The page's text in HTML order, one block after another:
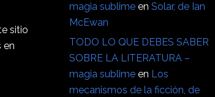
sitio
en
magia sublime enSolar, de Ian
McEwan
TODO LO QUE DEBES SABER
SOBRE LA LITERATURA –
magia sublime en Los
mecanismos de la ficción, de